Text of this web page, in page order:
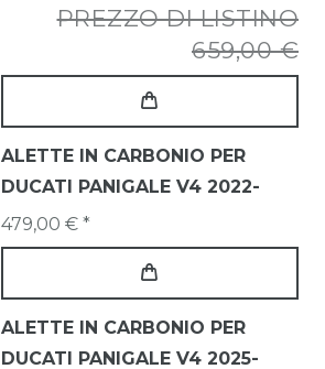
PREZZO DI LISTINO
659,00 €
ALETTE IN CARBONIO PER
DUCATI PANIGALE V4 2022-
479,00 € *
ALETTE IN CARBONIO PER
DUCATI PANIGALE V4 2025-